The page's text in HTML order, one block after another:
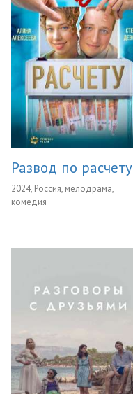
Развод по расчету
2024, Россия, мелодрама,
комедия